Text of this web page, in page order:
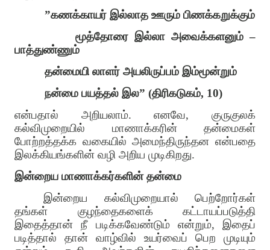
”கணக்காயர் இல்லாத ஊரும் பிணக்கறுக்கும்
மூத்தோரை இல்லா அவைக்களனும் –
பாத்துண்ணும்
தன்மையி லாளர் அயலிருப்பம் இம்மூன்றும்
நன்மை பயத்தல் இல” (திரிகடுகம், 10)
என்பதால் அறியலாம். எனவே, குருகுலக்
கல்விமுறையில் மாணாக்கரின் தன்மைகள்
போற்றத்தக்க வகையில் அமைந்திருந்தன என்பதை
இலக்கியங்களின் வழி அறிய முடிகிறது.
இன்றைய மாணாக்கர்களின் தன்மை
இன்றைய கல்விமுறையால் பெற்றோர்கள்
தங்கள் குழந்தைகளைக் கட்டாயப்படுத்தி
இதைத்தான் நீ படிக்கவேண்டும் என்றும், இதைப்
படித்தால் தான் வாழ்வில் உயர்வைப் பெற முடியும்